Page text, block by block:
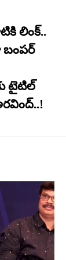
లింక్..
టైటిల్